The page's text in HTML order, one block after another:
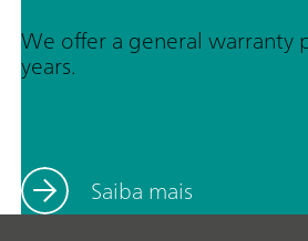
We offer a general
years.
Saiba mais